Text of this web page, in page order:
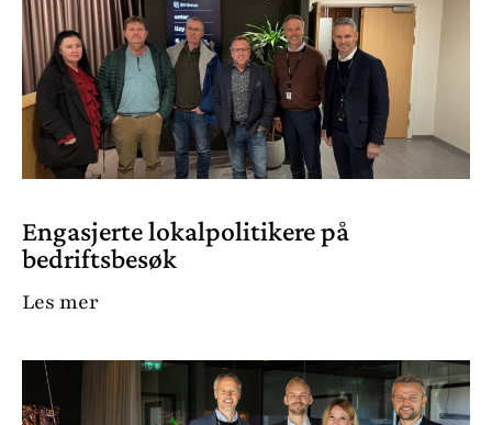
Engasjerte lokalpolitikere på
bedriftsbesøk
Les mer